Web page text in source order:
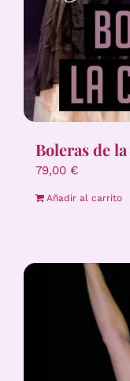
Boleras de
79,00 €
Añadir al carrito